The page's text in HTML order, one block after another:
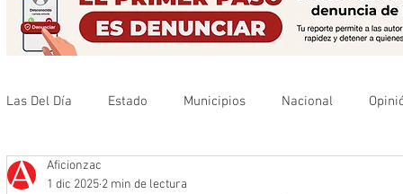
Las Del Día Estado Municipios Nacional
Que no se olvide
Aficionzac
1 dic 2025 2 min de lectura